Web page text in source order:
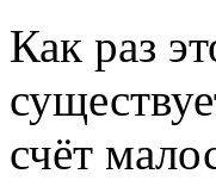
Как раз
счёт